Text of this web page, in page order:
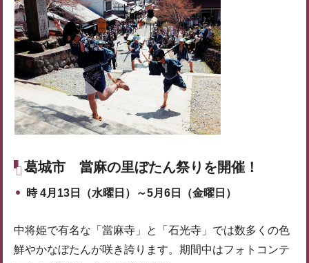
葛城市 當麻の里ぼたん祭りを開催！
時 4月13日（水曜日）～5月6日（金曜日）
中将姫で有名な「當麻寺」と「石光寺」では数多くの色
鮮やかなぼたんが咲き誇ります。期間中はフォトコンテ